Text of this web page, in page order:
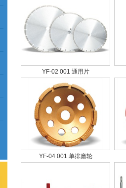
YF-02 001 通用片
YF-04 001 单排磨轮